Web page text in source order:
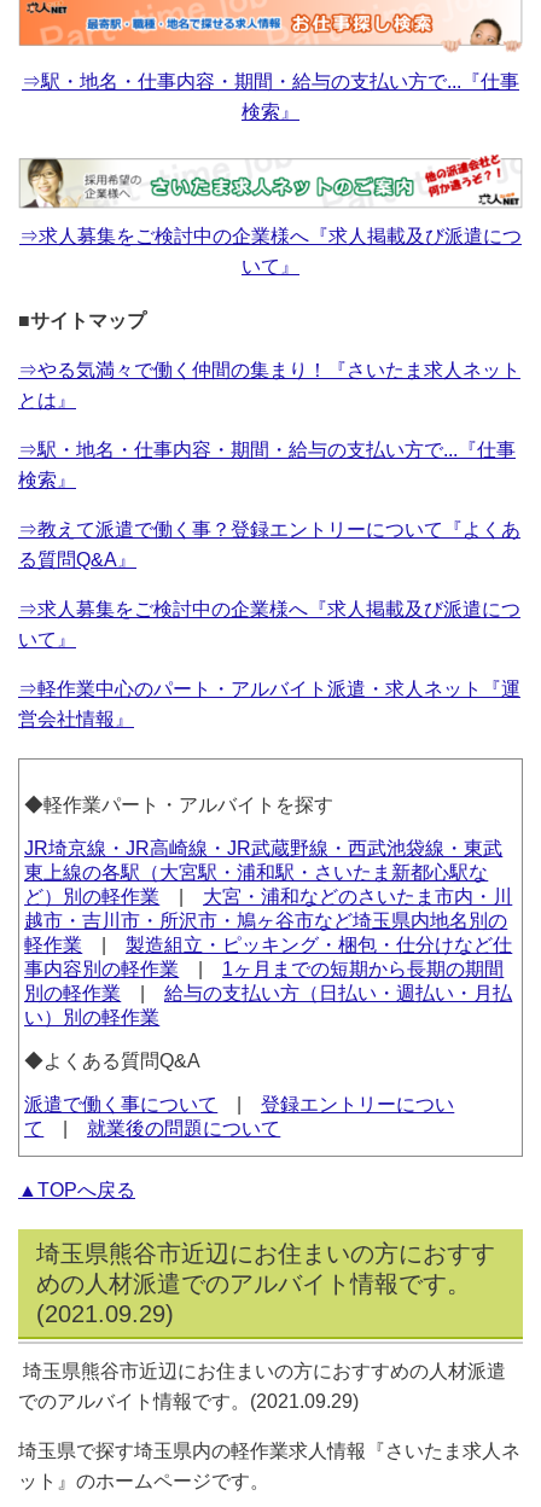
⇒駅・地名・仕事内容・期間・給与の支払い方で...『仕事
検索』
⇒求人募集をご検討中の企業様へ『求人掲載及び派遣につ
いて』
■サイトマップ
⇒やる気満々で働く仲間の集まり！『さいたま求人ネット
とは』
⇒駅・地名・仕事内容・期間・給与の支払い方で...『仕事
検索』
⇒教えて派遣で働く事？登録エントリーについて『よくあ
る質問Q&A』
⇒求人募集をご検討中の企業様へ『求人掲載及び派遣につ
いて』
⇒軽作業中心のパート・アルバイト派遣・求人ネット『運
営会社情報』
◆軽作業パート・アルバイトを探す
JR埼京線・JR高崎線・JR武蔵野線・西武池袋線・東武
東上線の各駅（大宮駅・浦和駅・さいたま新都心駅な
ど）別の軽作業
大宮・浦和などのさいたま市内・川
越市・吉川市・所沢市・鳩ヶ谷市など埼玉県内地名別の
軽作業 |製造組立・ピッキング・梱包・仕分けなど仕
事内容別の軽作業
1ヶ月までの短期から長期の期間
別の軽作業 |給与の支払い方（日払い・週払い・月払
い）別の軽作業
◆よくある質問Q&A
派遣で働く事について |登録エントリーについ
て
就業後の問題について
▲TOPへ戻る
埼玉県熊谷市近辺にお住まいの方におすす
めの人材派遣でのアルバイト情報です。
(2021.09.29)
埼玉県熊谷市近辺にお住まいの方におすすめの人材派遣
でのアルバイト情報です。(2021.09.29)
埼玉県で探す埼玉県内の軽作業求人情報『さいたま求人ネ
ット』のホームページです。